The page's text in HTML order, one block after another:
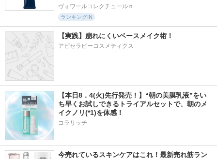
ヴォワールコレクチュールｎ
ランキングIN
【実践】崩れにくいベースメイク術！
アピセラピーコスメティクス
【本日8．4(火)先行発売！】“朝の美膜乳液”をい
ち早くお試しできるトライアルセットで、朝のメ
イクノリ(*1)を体感！
コラリッチ
今売れているスキンケアはこれ！最新売れ筋ラン